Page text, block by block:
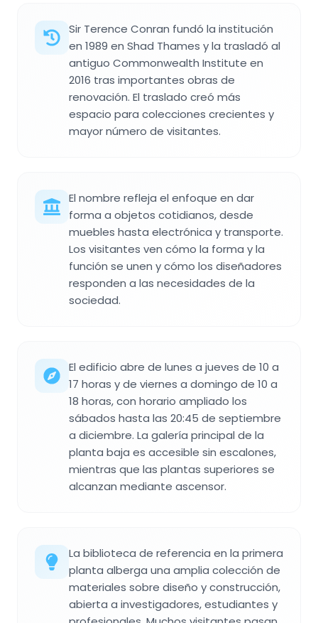
Sir Terence Conran fundó la institución
en 1989 en Shad Thames y la trasladó al
antiguo Commonwealth Institute en
2016 tras importantes obras de
renovación. El traslado creó más
espacio para colecciones crecientes y
mayor número de visitantes.
El nombre refleja el enfoque en dar
forma a objetos cotidianos, desde
muebles hasta electrónica y transporte.
Los visitantes ven cómo la forma y la
función se unen y cómo los diseñadores
responden a las necesidades de la
sociedad.
El edificio abre de lunes a jueves de 10 a
17 horas y de viernes a domingo de 10 a
18 horas, con horario ampliado los
sábados hasta las 20:45 de septiembre
a diciembre. La galería principal de la
planta baja es accesible sin escalones,
mientras que las plantas superiores se
alcanzan mediante ascensor.
La biblioteca de referencia en la primera
planta alberga una amplia colección de
materiales sobre diseño y construcción,
abierta a investigadores, estudiantes y